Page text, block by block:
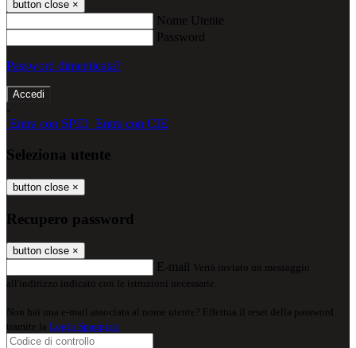
button close ×
Nome Utente
Password
Password dimenticata?
-
Entra con SPID Entra con CIE
Seleziona utente
button close ×
Recupero password
button close ×
E-mail Verrà inviato un messaggio
all'indirizzo indicato con le istruzioni necessarie.
Non hai una e-mail associata al nome utente? Effettua il reset della password
tramite la Login Spaggiari